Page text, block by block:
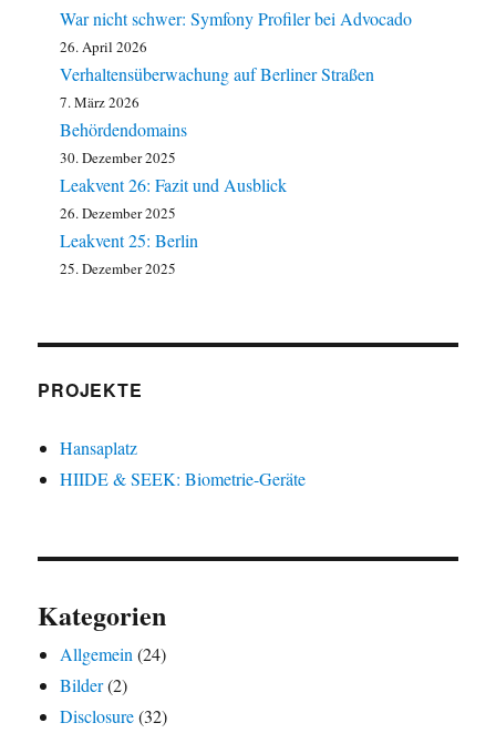
War nicht schwer: Symfony Profiler bei Advocado
26. April 2026
Verhaltensüberwachung auf Berliner Straßen
7. März 2026
Behördendomains
30. Dezember 2025
Leakvent 26: Fazit und Ausblick
26. Dezember 2025
Leakvent 25: Berlin
25. Dezember 2025
PROJEKTE
Hansaplatz
HIIDE & SEEK: Biometrie-Geräte
Kategorien
Allgemein (24)
Bilder(2)
Disclosure(32)